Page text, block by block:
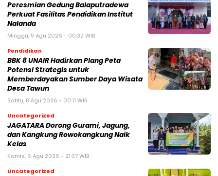
Peresmian Gedung Balaputradewa
Perkuat Fasilitas Pendidikan Institut
Nalanda
Minggu, 9 Agu 2026 - 00:32 WIB
Pendidikan
BBK 8 UNAIR Hadirkan Plang Peta
Potensi Strategis untuk
Memberdayakan Sumber Daya Wisata
Desa Tawun
Sabtu, 8 Agu 2026 - 00:11 WIB
Uncategorized
JAGATARA Dorong Gurami, Jagung,
dan Kangkung Rowokangkung Naik
Kelas
Kamis, 6 Agu 2026 - 21:37 WIB
Uncategorized